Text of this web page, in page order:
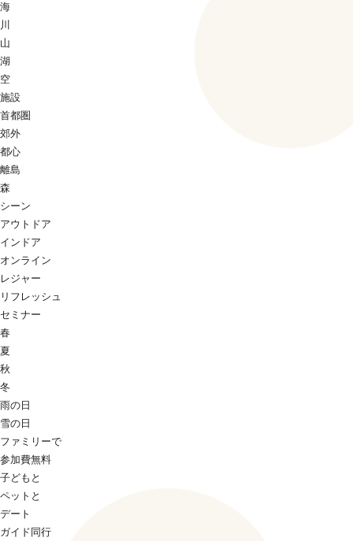
海
川
山
湖
空
施設
首都圏
郊外
都心
離島
森
シーン
アウトドア
インドア
オンライン
レジャー
リフレッシュ
セミナー
春
夏
秋
冬
雨の日
雪の日
ファミリーで
参加費無料
子どもと
ペットと
デート
ガイド同行